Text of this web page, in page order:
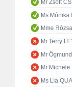
Mr Zsolt
Ms Mónika
Mme
Mr Terry
Mr
Mr Michele
Ms Lia